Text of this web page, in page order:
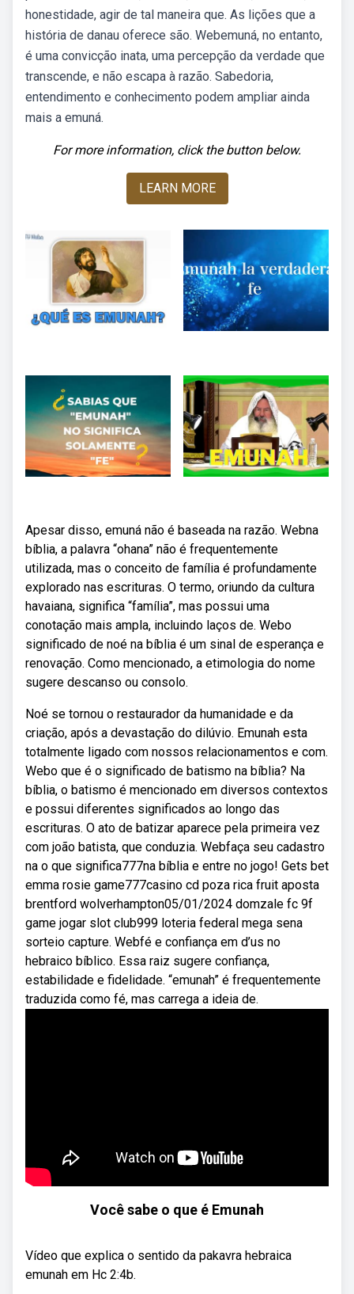
honestidade, agir de tal maneira que. As lições que a
história de danau oferece são. Webemuná, no entanto,
é uma convicção inata, uma percepção da verdade que
transcende, e não escapa à razão. Sabedoria,
entendimento e conhecimento podem ampliar ainda
mais a emuná.
For more information, click the button below.
LEARN MORE
Apesar disso, emuná não é baseada na razão. Webna
bíblia, a palavra “ohana” não é frequentemente
utilizada, mas o conceito de família é profundamente
explorado nas escrituras. O termo, oriundo da cultura
havaiana, significa “família”, mas possui uma
conotação mais ampla, incluindo laços de. Webo
significado de noé na bíblia é um sinal de esperança e
renovação. Como mencionado, a etimologia do nome
sugere descanso ou consolo.
Noé se tornou o restaurador da humanidade e da
criação, após a devastação do dilúvio. Emunah esta
totalmente ligado com nossos relacionamentos e com.
Webo que é o significado de batismo na bíblia? Na
bíblia, o batismo é mencionado em diversos contextos
e possui diferentes significados ao longo das
escrituras. O ato de batizar aparece pela primeira vez
com joão batista, que conduzia. Webfaça seu cadastro
na o que significa777na bíblia e entre no jogo! Gets bet
emma rosie game777casino cd poza rica fruit aposta
brentford wolverhampton05/01/2024 domzale fc 9f
game jogar slot club999 loteria federal mega sena
sorteio capture. Webfé e confiança em d’us no
hebraico bíblico. Essa raiz sugere confiança,
estabilidade e fidelidade. “emunah” é frequentemente
traduzida como fé, mas carrega a ideia de.
Você sabe o que é Emunah
Vídeo que explica o sentido da pakavra hebraica
emunah em Hc 2:4b.